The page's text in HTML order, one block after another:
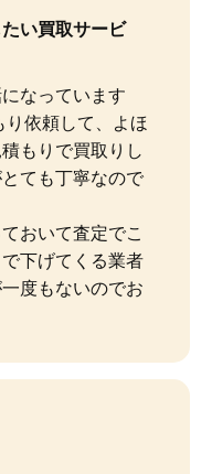
い買取サービ
なっています
り依頼して、よほ
もりで買取りし
ても丁寧なので
おいて査定でこ
下げてくる業者
度もないのでお